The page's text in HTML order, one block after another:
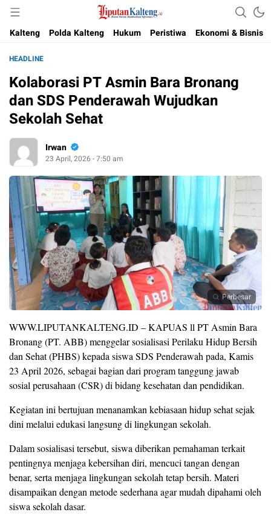
Liputan Kalteng
Akurat, Terpercaya & Independent
Kalteng
Polda Kalteng Hukum Peristiwa Ekonomi & Bisnis
HEADLINE
Kolaborasi PT Asmin Bara Bronang
dan SDS Penderawah Wujudkan
Sekolah Sehat
Irwan
23 April, 2026 - 7:50 am
Perbesar
WWW.LIPUTANKALTENG.ID – KAPUAS ll PT Asmin Bara
Bronang (PT. ABB) menggelar sosialisasi Perilaku Hidup Bersih
dan Sehat (PHBS) kepada siswa SDS Penderawah pada, Kamis
23 April 2026, sebagai bagian dari program tanggung jawab
sosial perusahaan (CSR) di bidang kesehatan dan pendidikan.
Kegiatan ini bertujuan menanamkan kebiasaan hidup sehat sejak
dini melalui edukasi langsung di lingkungan sekolah.
Dalam sosialisasi tersebut, siswa diberikan pemahaman terkait
pentingnya menjaga kebersihan diri, mencuci tangan dengan
benar, serta menjaga lingkungan sekolah tetap bersih. Materi
disampaikan dengan metode sederhana agar mudah dipahami oleh
siswa sekolah dasar.